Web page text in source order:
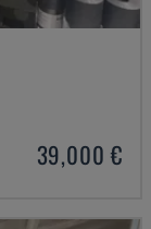
39,000 €